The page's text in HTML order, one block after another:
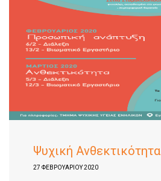
Ψυχική Ανθεκτικότητα
27 ΦΕΒΡΟΥΑΡΊΟΥ 2020